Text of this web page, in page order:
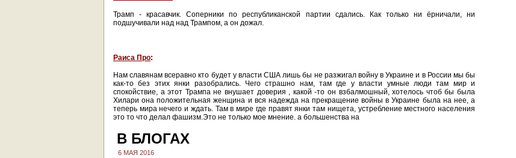
Трамп - красавчик. Соперники по республиканской партии сдались. Как только ни ёрничали, ни
подшучивали над над Трампом, а он дожал.
Раиса Про:
Нам славянам всеравно кто будет у власти США лишь бы не разжигал войну в Украине и в России мы бы
как-то без этих янки разобрались. Чего страшно нам, там где у власти умные люди там мир и
спокойствие, а этот Трампа не внушает доверия , какой -то он взбалмошный, хотелось чтоб бы была
Хилари она положительная женщина и вся надежда на прекращение войны в Украине была на нее, а
теперь мира нечего и ждать. Там в мире где правят янки там нищета, устребление местного населения
это то что делал фашизм.Это не только мое мнение. а большенства на
В БЛОГАХ
6 МАЯ 2016